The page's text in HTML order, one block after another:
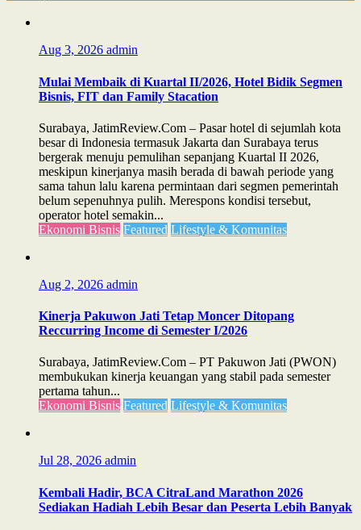
Aug 3, 2026 admin
Mulai Membaik di Kuartal II/2026, Hotel Bidik Segmen
Bisnis, FIT dan Family Stacation
Surabaya, JatimReview.Com – Pasar hotel di sejumlah kota
besar di Indonesia termasuk Jakarta dan Surabaya terus
bergerak menuju pemulihan sepanjang Kuartal II 2026,
meskipun kinerjanya masih berada di bawah periode yang
sama tahun lalu karena permintaan dari segmen pemerintah
belum sepenuhnya pulih. Merespons kondisi tersebut,
operator hotel semakin...
Ekonomi Bisnis Featured Lifestyle & Komunitas
Aug 2, 2026 admin
Kinerja Pakuwon Jati Tetap Moncer Ditopang
Reccurring Income di Semester I/2026
Surabaya, JatimReview.Com – PT Pakuwon Jati (PWON)
membukukan kinerja keuangan yang stabil pada semester
pertama tahun...
Ekonomi Bisnis Featured Lifestyle & Komunitas
Jul 28, 2026 admin
Kembali Hadir, BCA CitraLand Marathon 2026
Sediakan Hadiah Lebih Besar dan Peserta Lebih Banyak